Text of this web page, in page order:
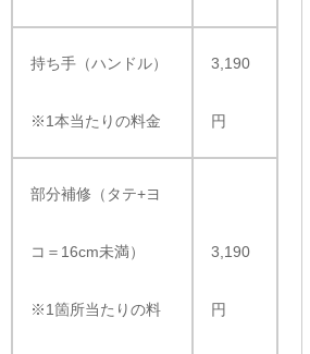
持ち手（ハンドル）
※1本当たりの料金
3,190
円
部分補修（タテ+ヨ
コ＝16cm未満）
※1箇所当たりの料
3,190
円